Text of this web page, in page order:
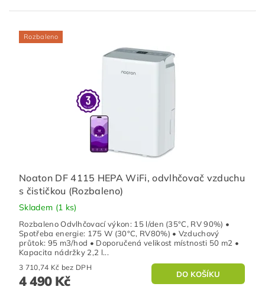
Rozbaleno
Noaton DF 4115 HEPA WiFi, odvlhčovač vzduchu
s čističkou (Rozbaleno)
Skladem (1 ks)
Rozbaleno Odvlhčovací výkon: 15 l/den (35°C, RV 90%) •
Spotřeba energie: 175 W (30°C, RV80%) • Vzduchový
průtok: 95 m3/hod • Doporučená velikost místnosti 50 m2 •
Kapacita nádržky 2,2 l...
3 710,74 Kč bez DPH
4 490 Kč